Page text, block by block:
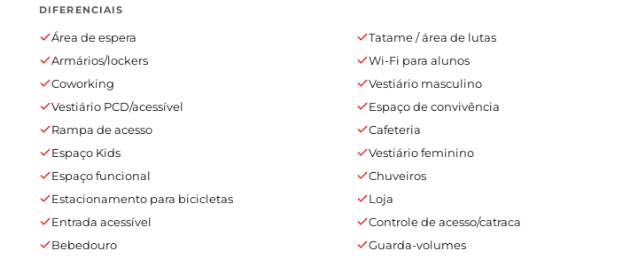
DIFERENCIAIS
Área de espera
Tatame / área de lutas
Armários/lockers
Wi-Fi para alunos
Coworking
Vestiário masculino
Vestiário PCD/acessível
Espaço de convivência
Rampa de acesso
Cafeteria
Espaço Kids
Vestiário feminino
Espaço funcional
Chuveiros
Estacionamento para bicicletas
Loja
Entrada acessível
Controle de acesso/catraca
Bebedouro
Guarda-volumes